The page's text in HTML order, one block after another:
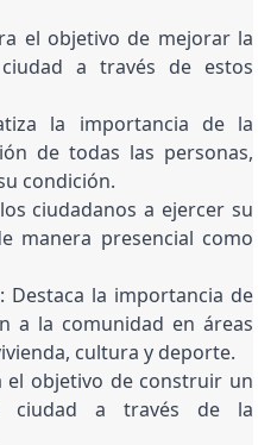
el objetivo de mejorar la
a través de estos
la importancia de la
de todas las personas,
condición.
ciudadanos a ejercer su
manera presencial como
Destaca la importancia de
a la comunidad en áreas
cultura y deporte.
el objetivo de construir un
ciudad a través de la